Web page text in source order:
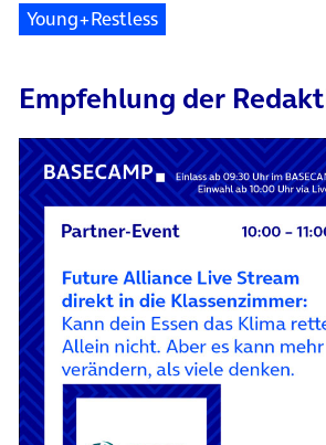
Young+Restless
Empfehlung der